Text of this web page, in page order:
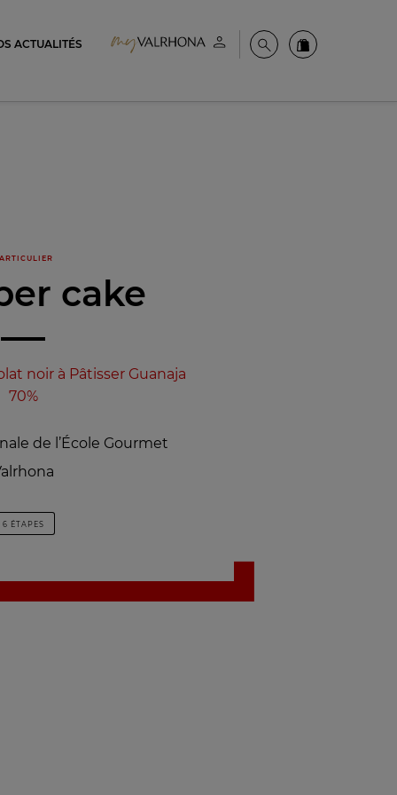
Espace client RechercheCommandez
ACTUALITÉS
cake
noir à Pâtisser Guanaja
70%
de l’École Gourmet
6 ÉTAPES